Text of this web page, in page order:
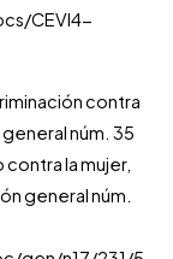
CEVI4-
contra
núm. 35
la mujer,
general núm.